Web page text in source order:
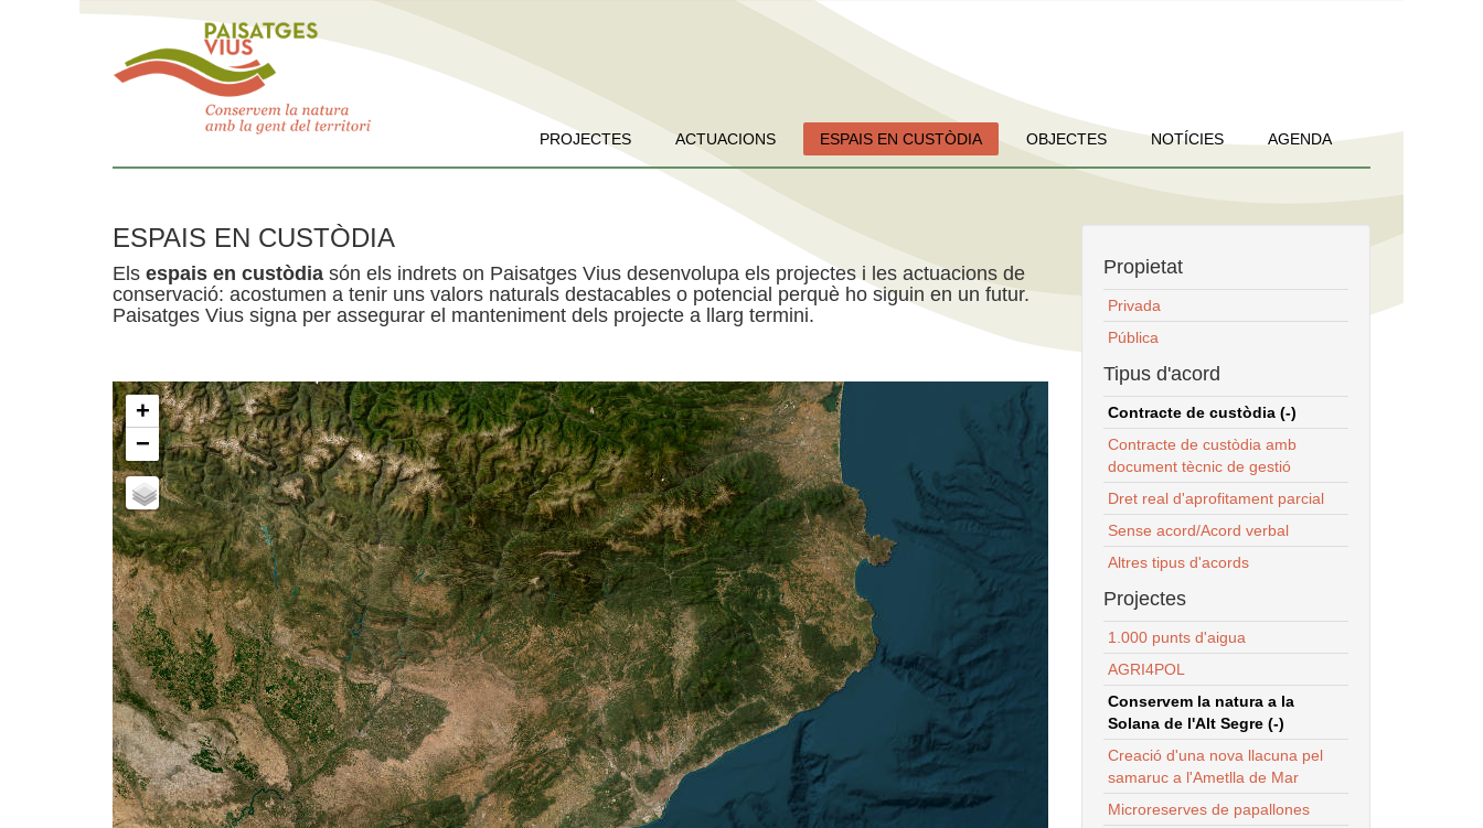
PROJECTES ACTUACIONS ESPAIS EN CUSTÒDIA OBJECTES NOTÍCIES AGENDA
ESPAIS EN CUSTÒDIA
Els espais en custòdia són els indrets on Paisatges Vius desenvolupa els projectes i les actuacions de
conservació: acostumen a tenir uns valors naturals destacables o potencial perquè ho siguin en un futur.
Paisatges Vius signa per assegurar el manteniment dels projecte a llarg termini.
+
−
Propietat
Privada
Pública
Tipus d'acord
Contracte de custòdia (-)
Contracte de custòdia amb
document tècnic de gestió
Dret real d'aprofitament parcial
Sense acord/Acord verbal
Altres tipus d'acords
Projectes
1.000 punts d'aigua
AGRI4POL
Conservem la natura a la
Solana de l'Alt Segre (-)
Creació d'una nova llacuna pel
samaruc a l'Ametlla de Mar
Microreserves de papallones